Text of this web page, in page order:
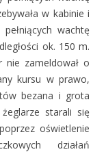
w kabinie i
wachtę
ok. 150 m.
nie zameldował o
kursu w prawo,
bezana i grota
starali się
oświetlenie
działań